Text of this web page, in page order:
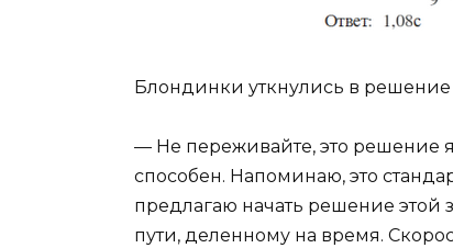
Блондинки уткнулись в решение
— Не переживайте, это решение я
способен. Напоминаю, это
предлагаю начать решение этой
пути, деленному на время.